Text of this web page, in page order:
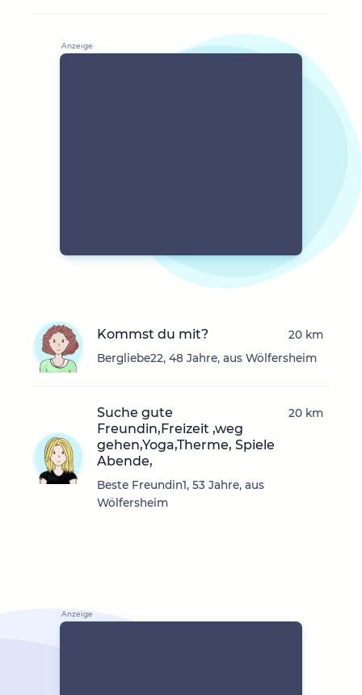
Kommst du mit?
Bergliebe22, 48 Jahre, aus Wölfersheim
20 km
Suche gute
Freundin,Freizeit ,weg
gehen,Yoga,Therme, Spiele
Abende,
Beste Freundin1, 53 Jahre, aus
Wölfersheim
20 km